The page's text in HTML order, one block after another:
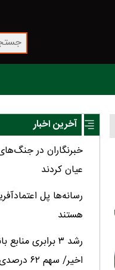
آخرین اخبار
خبرنگاران در
عیان کردند
رسانه‌ها پل
هستند
اخیر/